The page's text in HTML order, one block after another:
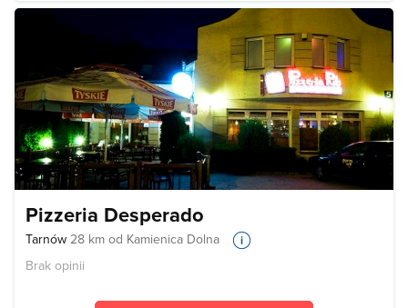
Pizzeria Desperado
Tarnów 28 km od Kamienica Dolna
Brak opinii